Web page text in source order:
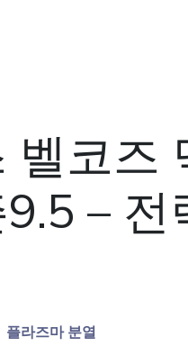
벨코즈
– 전
플라즈마 분열